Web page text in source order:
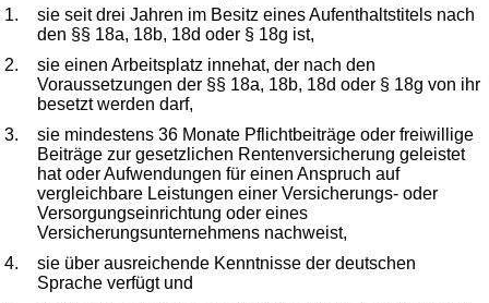
1.
sie seit drei Jahren im Besitz eines Aufenthaltstitels nach
den §§ 18a, 18b, 18d oder § 18g ist,
2.
sie einen Arbeitsplatz innehat, der nach den
Voraussetzungen der §§ 18a, 18b, 18d oder § 18g von ihr
besetzt werden darf,
3.
sie mindestens 36 Monate Pflichtbeiträge oder freiwillige
Beiträge zur gesetzlichen Rentenversicherung geleistet
hat oder Aufwendungen für einen Anspruch auf
vergleichbare Leistungen einer Versicherungs- oder
Versorgungseinrichtung oder eines
Versicherungsunternehmens nachweist,
4.
sie über ausreichende Kenntnisse der deutschen
Sprache verfügt und